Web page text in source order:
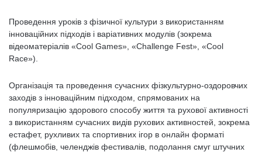
Проведення уроків з фізичної культури з використанням
інноваційних підходів і варіативних модулів (зокрема
відеоматеріалів «Cool Games», «Challenge Fest», «Cool
Race»).
Організація та проведення сучасних фізкультурно-оздоровчих
заходів з інноваційним підходом, спрямованих на
популяризацію здорового способу життя та рухової активності
з використанням сучасних видів рухових активностей, зокрема
естафет, рухливих та спортивних ігор в онлайн форматі
(флешмобів, челенджів фестивалів, подолання смуг штучних